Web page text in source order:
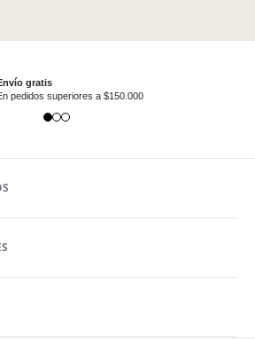
gratis
pedidos superiores a $150.000